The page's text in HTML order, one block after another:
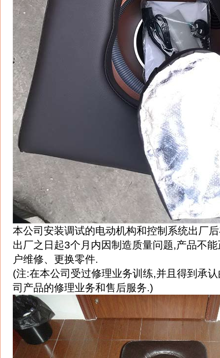
本公司安装调试的电动机构和控制系统出厂
出厂之日起3个月内因制造质量问题,产品不
户维修、更换零件.
(注:在本公司受过修理业务训练,并且得到承
司产品的修理业务和售后服务.)